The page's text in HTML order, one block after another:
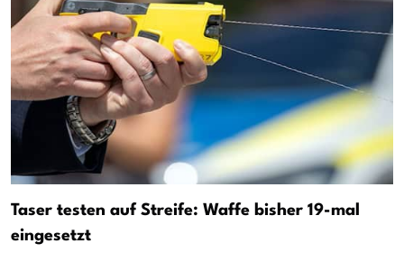
Taser testen auf Streife: Waffe bisher 19-mal
eingesetzt